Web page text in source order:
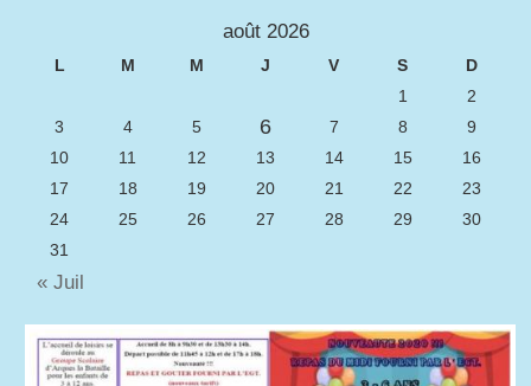
août 2026
L M M J V S
D
1
2
3
4 5 6 7 8
9
10
11 12 13 14 15
16
17
18 19 20 21 22
23
24
25 26 27 28 29
30
31
« Juil